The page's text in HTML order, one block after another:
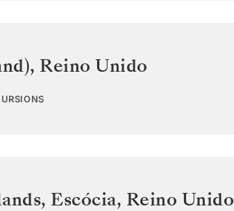
, Reino Unido
Escócia, Reino Unido